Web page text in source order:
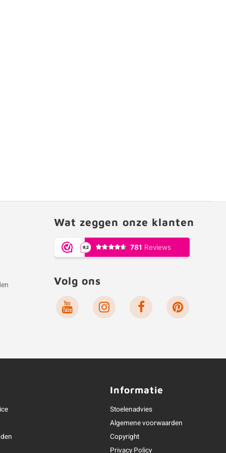
Wat zeggen onze klanten
Volg ons
Informatie
Stoelenadvies
Algemene voorwaarden
Copyright
Privacy Policy